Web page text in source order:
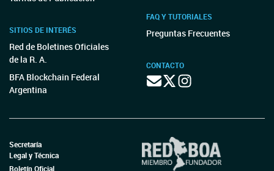
SITIOS DE INTERÉS
Red de Boletines Oficiales
de la R. A.
BFA Blockchain Federal
Argentina
FAQ Y TUTORIALES
Preguntas Frecuentes
CONTACTO
Secretaría
Legal y Técnica
Boletín Oficial